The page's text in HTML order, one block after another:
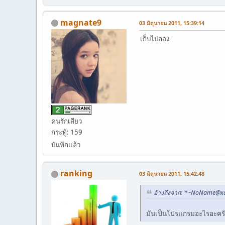
magnate9
คนรักเสียว
กระทู้: 159
บันทึกแล้ว
03 มิถุนายน 2011, 15:39:14
เก็บไปลอง
ranking 03 มิถุนายน 2011, 15:42:48
อ้างถึงจาก:
มันเป็นโปรแกรมอะไรอะค